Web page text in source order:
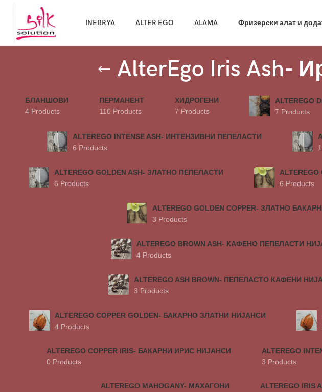
INEBRYA ALTER EGO ALAMA Фризерски алат и
AlterEgo Iris Ash-
БЛАНШОВИ
4 Products
ПЕРМАНЕНТ
110 Products
ХИДРОГЕНИ
7 Products
ALTEREGO
7 Products
ALTEREGO INTENSE ASH- ИНТЕНЗИВНИ ПЕПЕЛАСТИ
6 Products
ALTEREGO GOLDEN ASH- ЗЛАТНО ПЕПЕЛАСТИ
6 Products
6 Products
ALTEREGO GOLDEN COPPER- ЗЛАТНО
3 Products
ALTEREGO BROWN ASH- КАФЕНО ПЕПЕЛАСТИ
4 Products
ALTEREGO ASH BROWN- ПЕПЕЛАСТО КАФЕНИ
3 Products
ALTEREGO COPPER GOLDEN- БАКАРНО ЗЛАТНИ НИЈАНСИ
4 Products
ALTEREGO COPPER IRIS- БАКАРНИ ИРИС НИЈАНСИ
0 Products
ALTEREGO
3 Products
ALTEREGO MAHOGANY- МАХАГОНИ
ALTEREGO